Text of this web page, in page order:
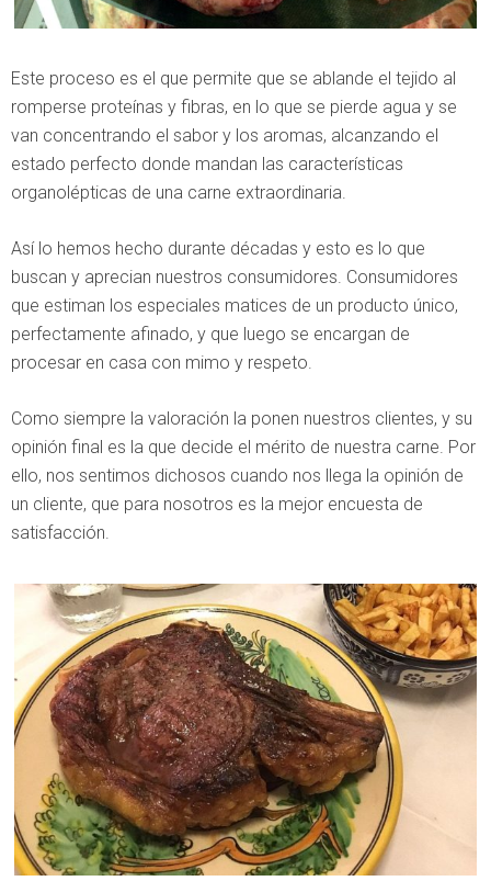
Este proceso es el que permite que se ablande el tejido al
romperse proteínas y fibras, en lo que se pierde agua y se
van concentrando el sabor y los aromas, alcanzando el
estado perfecto donde mandan las características
organolépticas de una carne extraordinaria.
Así lo hemos hecho durante décadas y esto es lo que
buscan y aprecian nuestros consumidores. Consumidores
que estiman los especiales matices de un producto único,
perfectamente afinado, y que luego se encargan de
procesar en casa con mimo y respeto.
Como siempre la valoración la ponen nuestros clientes, y su
opinión final es la que decide el mérito de nuestra carne. Por
ello, nos sentimos dichosos cuando nos llega la opinión de
un cliente, que para nosotros es la mejor encuesta de
satisfacción.